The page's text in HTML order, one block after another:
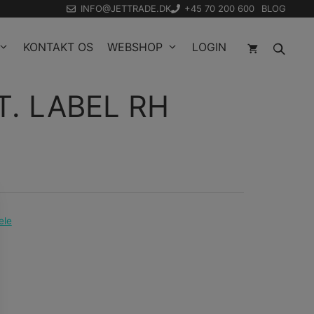
+45 70 200 600
INFO@JETTRADE.DK BLOG
KONTAKT OS WEBSHOP
LOGIN
LABEL RH